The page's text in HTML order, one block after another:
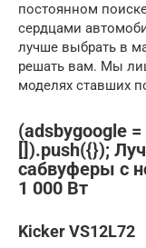
постоянном
сердцами
лучше выбрать в
решать вам. Мы
моделях ставших
(adsbygoogle
[]).push({});
сабвуферы с
1 000 Вт
Kicker VS12L72